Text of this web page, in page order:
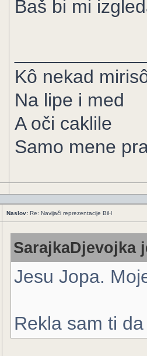
Baš bi mi
Kô nekad
Na lipe i med
A oči caklile
Samo mene
Naslov: Re: Navijači reprezentacije BiH
SarajkaDjevojka
Jesu Jopa.
Rekla sam ti